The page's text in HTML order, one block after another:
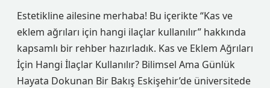
Estetikline ailesine merhaba! Bu içerikte “Kas ve
eklem ağrıları için hangi ilaçlar kullanılır” hakkında
kapsamlı bir rehber hazırladık. Kas ve Eklem Ağrıları
İçin Hangi İlaçlar Kullanılır? Bilimsel Ama Günlük
Hayata Dokunan Bir Bakış Eskişehir’de üniversitede